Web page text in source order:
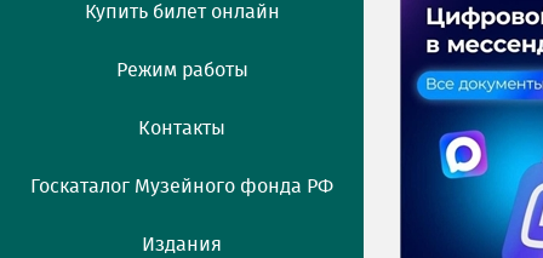
Купить билет онлайн
Режим работы
Контакты
Госкаталог Музейного фонда РФ
Издания